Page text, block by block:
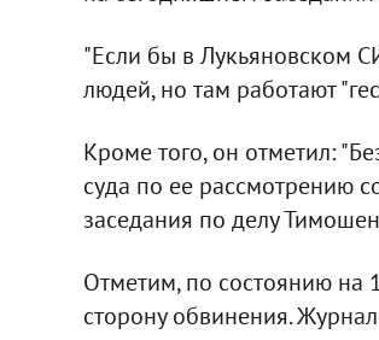
"Если бы в Лукьяновском
людей, но там работают
Кроме того, он отметил:
суда по ее рассмотрению
заседания по делу
Отметим, по состоянию на
сторону обвинения.